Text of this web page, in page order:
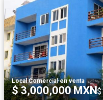
Local Comercial·en venta
$ 3,000,000 MXN$